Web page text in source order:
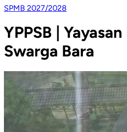
SPMB 2027/2028
YPPSB |
Swarga Bara